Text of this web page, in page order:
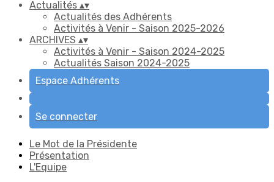
Actualités ▴▾
Actualités des Adhérents
Activités à Venir - Saison 2025-2026
ARCHIVES ▴▾
Activités à Venir - Saison 2024-2025
Actualités Saison 2024-2025
Espace Adhérents
Se connecter
Le Mot de la Présidente
Présentation
L'Equipe